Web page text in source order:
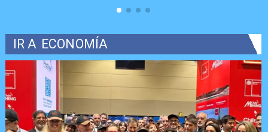
IR A ECONOMÍA